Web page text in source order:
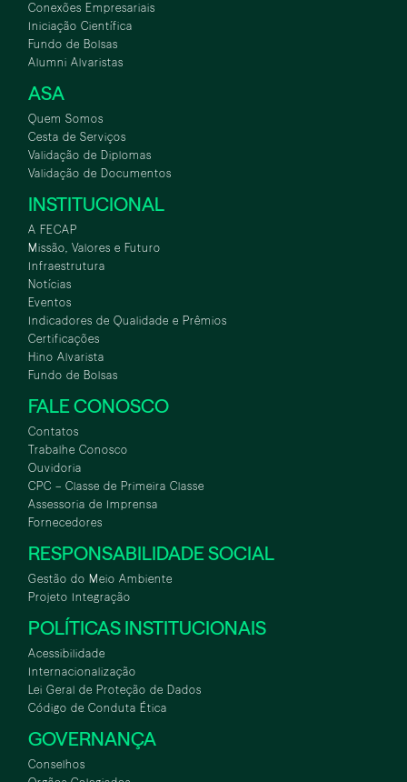
Conexões Empresariais
Iniciação Científica
Fundo de Bolsas
Alumni Alvaristas
ASA
Quem Somos
Cesta de Serviços
Validação de Diplomas
Validação de Documentos
INSTITUCIONAL
A FECAP
Missão, Valores e Futuro
Infraestrutura
Notícias
Eventos
Indicadores de Qualidade e Prêmios
Certificações
Hino Alvarista
Fundo de Bolsas
FALE CONOSCO
Contatos
Trabalhe Conosco
Ouvidoria
CPC – Classe de Primeira Classe
Assessoria de Imprensa
Fornecedores
RESPONSABILIDADE SOCIAL
Gestão do Meio Ambiente
Projeto Integração
POLÍTICAS INSTITUCIONAIS
Acessibilidade
Internacionalização
Lei Geral de Proteção de Dados
Código de Conduta Ética
GOVERNANÇA
Conselhos